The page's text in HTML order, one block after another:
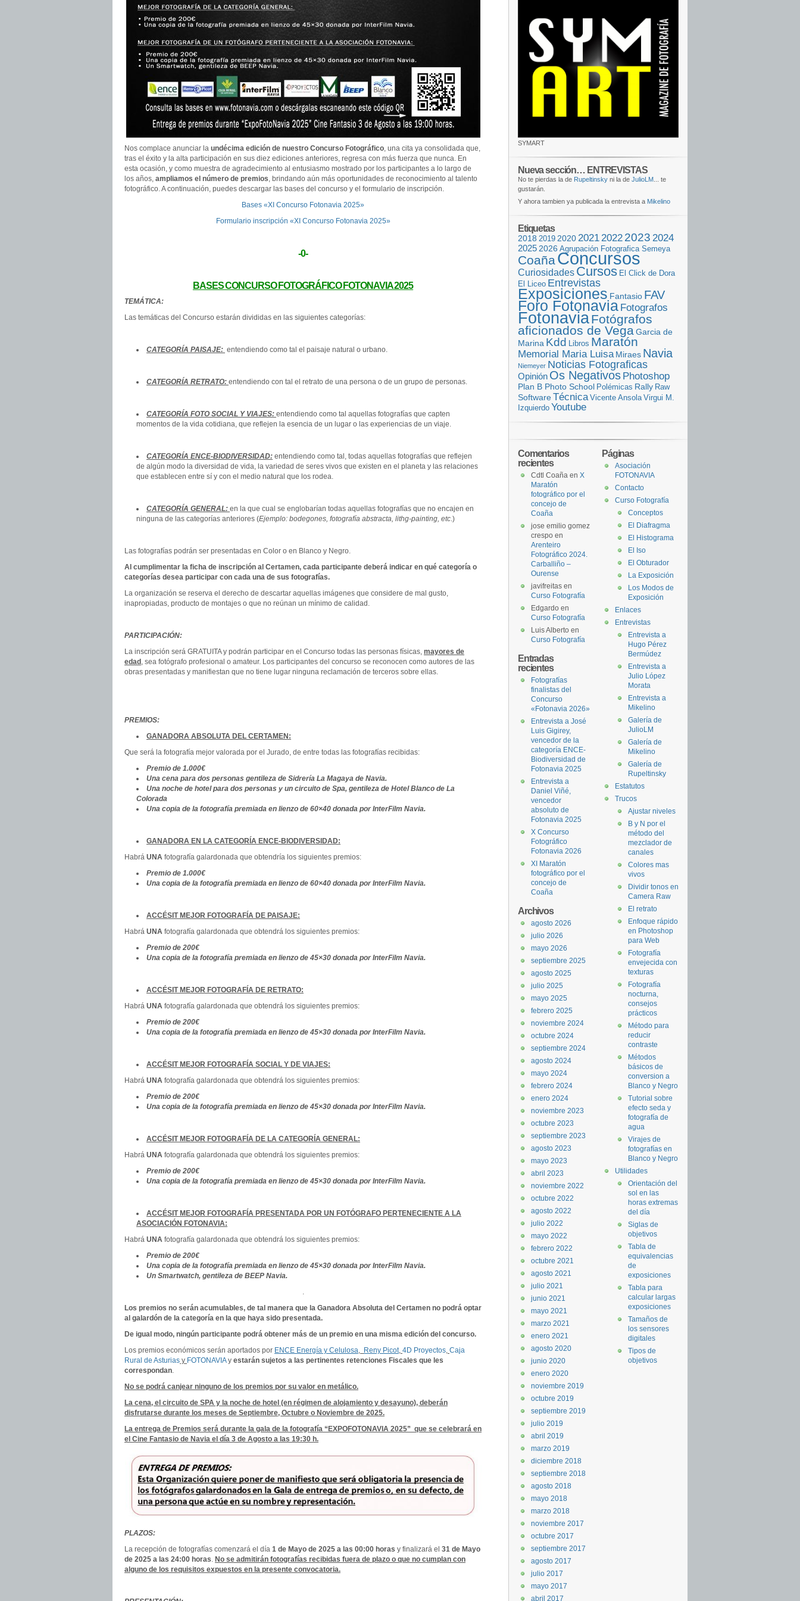
Nos complace anunciar la undécima edición de nuestro Concurso Fotográfico, una cita ya consolidada que,
tras el éxito y la alta participación en sus diez ediciones anteriores, regresa con más fuerza que nunca. En
esta ocasión, y como muestra de agradecimiento al entusiasmo mostrado por los participantes a lo largo de
los años, ampliamos el número de premios, brindando aún más oportunidades de reconocimiento al talento
fotográfico. A continuación, puedes descargar las bases del concurso y el formulario de inscripción.
Bases «XI Concurso Fotonavia 2025»
Formulario inscripción «XI Concurso Fotonavia 2025»
-0-
BASES CONCURSO FOTOGRÁFICO FOTONAVIA 2025
TEMÁTICA:
Las temáticas del Concurso estarán divididas en las siguientes categorías:
CATEGORÍA PAISAJE: entendiendo como tal el paisaje natural o urbano.
CATEGORÍA RETRATO: entendiendo con tal el retrato de una persona o de un grupo de personas.
CATEGORÍA FOTO SOCIAL Y VIAJES: entendiendo como tal aquellas fotografías que capten
momentos de la vida cotidiana, que reflejen la esencia de un lugar o las experiencias de un viaje.
CATEGORÍA ENCE-BIODIVERSIDAD: entendiendo como tal, todas aquellas fotografías que reflejen
de algún modo la diversidad de vida, la variedad de seres vivos que existen en el planeta y las relaciones
que establecen entre sí y con el medio natural que los rodea.
CATEGORÍA GENERAL: en la que cual se englobarían todas aquellas fotografías que no encajen en
ninguna de las categorías anteriores (Ejemplo: bodegones, fotografía abstracta, lithg-painting, etc.)
Las fotografías podrán ser presentadas en Color o en Blanco y Negro.
Al cumplimentar la ficha de inscripción al Certamen, cada participante deberá indicar en qué categoría o
categorías desea participar con cada una de sus fotografías.
La organización se reserva el derecho de descartar aquellas imágenes que considere de mal gusto,
inapropiadas, producto de montajes o que no reúnan un mínimo de calidad.
PARTICIPACIÓN:
La inscripción será GRATUITA y podrán participar en el Concurso todas las personas físicas, mayores de
edad , sea fotógrafo profesional o amateur. Los participantes del concurso se reconocen como autores de las
obras presentadas y manifiestan que no tiene lugar ninguna reclamación de terceros sobre ellas.
PREMIOS:
GANADORA ABSOLUTA DEL CERTAMEN:
Que será la fotografía mejor valorada por el Jurado, de entre todas las fotografías recibidas:
Premio de 1.000€
Una cena para dos personas gentileza de Sidrería La Magaya de Navia.
Una noche de hotel para dos personas y un circuito de Spa, gentileza de Hotel Blanco de La
Colorada
Una copia de la fotografía premiada en lienzo de 60×40 donada por InterFilm Navia.
GANADORA EN LA CATEGORÍA ENCE-BIODIVERSIDAD:
Habrá UNA fotografía galardonada que obtendría los siguientes premios:
Premio de 1.000€
Una copia de la fotografía premiada en lienzo de 60×40 donada por InterFilm Navia.
ACCÉSIT MEJOR FOTOGRAFÍA DE PAISAJE:
Habrá UNA fotografía galardonada que obtendrá los siguientes premios:
Premio de 200€
Una copia de la fotografía premiada en lienzo de 45×30 donada por InterFilm Navia.
ACCÉSIT MEJOR FOTOGRAFÍA DE RETRATO:
Habrá UNA fotografía galardonada que obtendrá los siguientes premios:
Premio de 200€
Una copia de la fotografía premiada en lienzo de 45×30 donada por InterFilm Navia.
ACCÉSIT MEJOR FOTOGRAFÍA SOCIAL Y DE VIAJES:
Habrá UNA fotografía galardonada que obtendrá los siguientes premios:
Premio de 200€
Una copia de la fotografía premiada en lienzo de 45×30 donada por InterFilm Navia.
ACCÉSIT MEJOR FOTOGRAFÍA DE LA CATEGORÍA GENERAL:
Habrá UNA fotografía galardonada que obtendrá los siguientes premios:
Premio de 200€
Una copia de la fotografía premiada en lienzo de 45×30 donada por InterFilm Navia.
ACCÉSIT MEJOR FOTOGRAFÍA PRESENTADA POR UN FOTÓGRAFO PERTENECIENTE A LA
ASOCIACIÓN FOTONAVIA:
Habrá UNA fotografía galardonada que obtendrá los siguientes premios:
Premio de 200€
Una copia de la fotografía premiada en lienzo de 45×30 donada por InterFilm Navia.
Un Smartwatch, gentileza de BEEP Navia.
.
Los premios no serán acumulables, de tal manera que la Ganadora Absoluta del Certamen no podrá optar
al galardón de la categoría en la que haya sido presentada.
De igual modo, ningún participante podrá obtener más de un premio en una misma edición del concurso.
Los premios económicos serán aportados por ENCE Energía y Celulosa, Reny Picot, 4D Proyectos, Caja
Rural de Asturias y FOTONAVIAy estarán sujetos a las pertinentes retenciones Fiscales que les
correspondan.
No se podrá canjear ninguno de los premios por su valor en metálico.
La cena, el circuito de SPA y la noche de hotel (en régimen de alojamiento y desayuno), deberán
disfrutarse durante los meses de Septiembre, Octubre o Noviembre de 2025.
La entrega de Premios será durante la gala de la fotografía “EXPOFOTONAVIA 2025” que se celebrará en
el Cine Fantasio de Navia el día 3 de Agosto a las 19:30 h.
PLAZOS:
La recepción de fotografías comenzará el día 1 de Mayo de 2025 a las 00:00 horas y finalizará el 31 de Mayo
de 2025 a las 24:00 horas. No se admitirán fotografías recibidas fuera de plazo o que no cumplan con
alguno de los requisitos expuestos en la presente convocatoria.
SYMART
Nueva sección… ENTREVISTAS
No te pierdas la de Rupeltinsky ni la de JulioLM ... te
gustarán.
Y ahora tambien ya publicada la entrevista a Mikelino
Etiquetas
2018 2019 2020 2021 2022 2023 2024
2025 2026 Agrupación Fotografica Semeya
CoañaConcursos
Curiosidades Cursos El Click de Dora
El Liceo Entrevistas
Exposiciones Fantasio FAV
Foro Fotonavia Fotografos
FotonaviaFotógrafos
aficionados de VegaGarcia de
Marina Kdd Libros Maratón
Memorial Maria Luisa Miraes Navia
Niemeyer Noticias Fotograficas
Opinión Os Negativos Photoshop
Plan B Photo School Polémicas Rally Raw
SoftwareTécnica Vicente Ansola Virgui M.
Izquierdo Youtube
Páginas
Asociación
FOTONAVIA
Contacto
Curso Fotografía
Conceptos
El Diafragma
El Histograma
El Iso
El Obturador
La Exposición
Los Modos de
Exposición
Enlaces
Entrevistas
Entrevista a
Hugo Pérez
Bermúdez
Entrevista a
Julio López
Morata
Entrevista a
Mikelino
Galería de
JulioLM
Galería de
Mikelino
Galería de
Rupeltinsky
Estatutos
Trucos
Ajustar niveles
B y N por el
método del
mezclador de
canales
Colores mas
vivos
Dividir tonos en
Camera Raw
El retrato
Enfoque rápido
en Photoshop
para Web
Fotografía
envejecida con
texturas
Fotografía
nocturna,
consejos
prácticos
Método para
reducir
contraste
Métodos
básicos de
conversion a
Blanco y Negro
Tutorial sobre
efecto seda y
fotografía de
agua
Virajes de
fotografías en
Blanco y Negro
Utilidades
Orientación del
sol en las
horas extremas
del día
Siglas de
objetivos
Tabla de
equivalencias
de
exposiciones
Tabla para
calcular largas
exposiciones
Tamaños de
los sensores
digitales
Tipos de
objetivos
Comentarios
recientes
Cdtl Coaña en X
Maratón
fotográfico por el
concejo de
Coaña
jose emilio gomez
crespo en
Arenteiro
Fotográfico 2024.
Carballiño –
Ourense
javifreitas en
Curso Fotografía
Edgardo en
Curso Fotografía
Luis Alberto en
Curso Fotografía
Entradas
recientes
Fotografías
finalistas del
Concurso
«Fotonavia 2026»
Entrevista a José
Luis Gigirey,
vencedor de la
categoría ENCE-
Biodiversidad de
Fotonavia 2025
Entrevista a
Daniel Viñé,
vencedor
absoluto de
Fotonavia 2025
X Concurso
Fotográfico
Fotonavia 2026
XI Maratón
fotográfico por el
concejo de
Coaña
Archivos
agosto 2026
julio 2026
mayo 2026
septiembre 2025
agosto 2025
julio 2025
mayo 2025
febrero 2025
noviembre 2024
octubre 2024
septiembre 2024
agosto 2024
mayo 2024
febrero 2024
enero 2024
noviembre 2023
octubre 2023
septiembre 2023
agosto 2023
mayo 2023
abril 2023
noviembre 2022
octubre 2022
agosto 2022
julio 2022
mayo 2022
febrero 2022
octubre 2021
agosto 2021
julio 2021
junio 2021
mayo 2021
marzo 2021
enero 2021
agosto 2020
junio 2020
enero 2020
noviembre 2019
octubre 2019
septiembre 2019
julio 2019
abril 2019
marzo 2019
diciembre 2018
septiembre 2018
agosto 2018
mayo 2018
marzo 2018
noviembre 2017
octubre 2017
septiembre 2017
agosto 2017
julio 2017
mayo 2017
abril 2017